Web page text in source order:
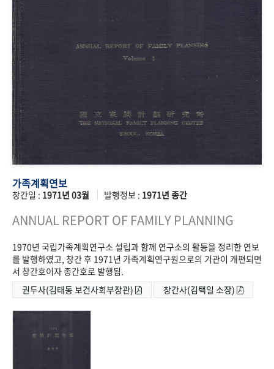
가족계획연보
창간일 : 1971년 03월 발행정보 : 1971년 종간
ANNUAL REPORT OF FAMILY PLANNING
1970년 국립가족계획연구소 설립과 함께 연구소의 활동을 정리한 연보
를 발행하였고, 창간 후 1971년 가족계획연구원으로의 기관이 개편되면
서 창간호이자 종간호로 발행됨.
권두사(김태동 보건사회부장관)
창간사(김택일 소장)